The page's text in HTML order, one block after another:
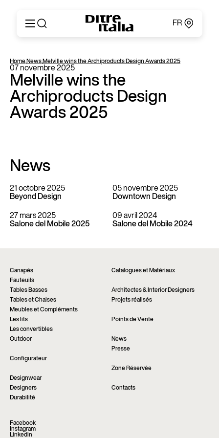
FR
Produits
Configurateur
Concernant
Catalogues et Matériaux
Ditre for Professionals
Points de Vente
English
Français
Deutsch
Español
Русский
Home,News,Melville wins the Archiproducts Design Awards 2025
07 novembre 2025
Melville wins the
Archiproducts Design
Awards 2025
News
21 octobre 2025
Beyond Design
05 novembre 2025
Downtown Design
27 mars 2025
Salone del Mobile 2025
09 avril 2024
Salone del Mobile 2024
Canapés
Catalogues et Matériaux
Fauteuils
Tables Basses
Architectes & Interior Designers
Tables et Chaises
Projets réalisés
Meubles et Compléments
Les lits
Points de Vente
Les convertibles
Outdoor
News
Presse
Configurateur
Zone Réservée
Designwear
Designers
Contacts
Durabilité
Facebook
Instagram
Linkedin